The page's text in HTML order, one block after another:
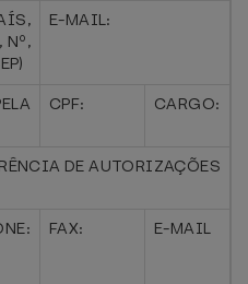
Nº,
E-MAIL:
CPF: CARGO:
DE AUTORIZAÇÕES
FAX: E-MAIL